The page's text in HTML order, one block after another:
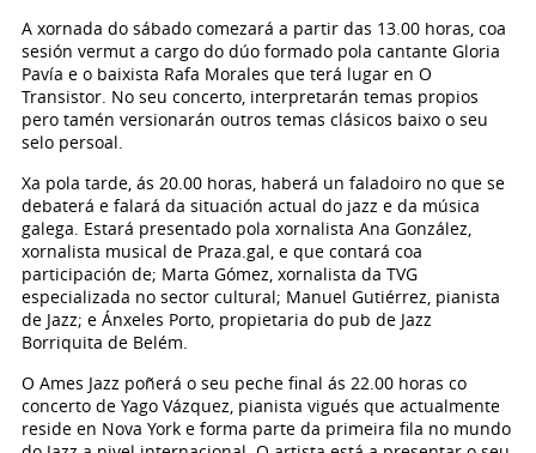
A xornada do sábado comezará a partir das 13.00 horas, coa
sesión vermut a cargo do dúo formado pola cantante Gloria
Pavía e o baixista Rafa Morales que terá lugar en O
Transistor. No seu concerto, interpretarán temas propios
pero tamén versionarán outros temas clásicos baixo o seu
selo persoal.
Xa pola tarde, ás 20.00 horas, haberá un faladoiro no que se
debaterá e falará da situación actual do jazz e da música
galega. Estará presentado pola xornalista Ana González,
xornalista musical de Praza.gal, e que contará coa
participación de; Marta Gómez, xornalista da TVG
especializada no sector cultural; Manuel Gutiérrez, pianista
de Jazz; e Ánxeles Porto, propietaria do pub de Jazz
Borriquita de Belém.
O Ames Jazz poñerá o seu peche final ás 22.00 horas co
concerto de Yago Vázquez, pianista vigués que actualmente
reside en Nova York e forma parte da primeira fila no mundo